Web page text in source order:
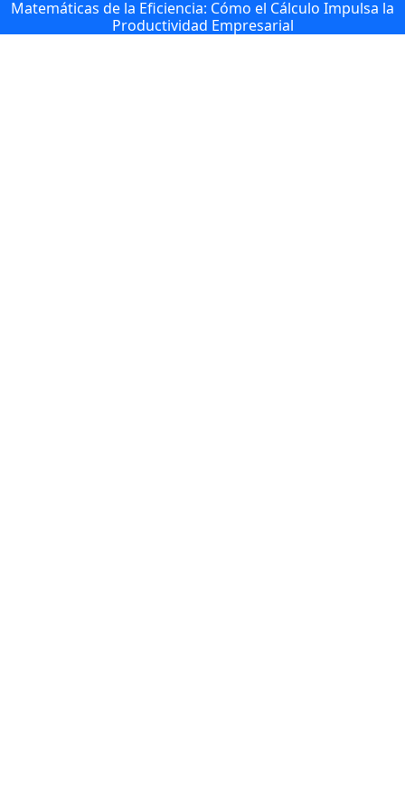
Matemáticas de la Eficiencia: Cómo el Cálculo Impulsa la
Productividad Empresarial